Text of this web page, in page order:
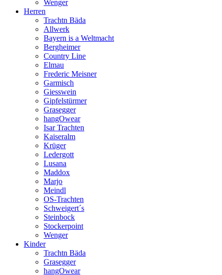
Wenger
Herren
Trachtn Bäda
Allwerk
Bayern is a Weltmacht
Bergheimer
Country Line
Elmau
Frederic Meisner
Garmisch
Giesswein
Gipfelstürmer
Grasegger
hangOwear
Isar Trachten
Kaiseralm
Krüger
Ledergott
Lusana
Maddox
Marjo
Meindl
OS-Trachten
Schweigert´s
Steinbock
Stockerpoint
Wenger
Kinder
Trachtn Bäda
Grasegger
hangOwear